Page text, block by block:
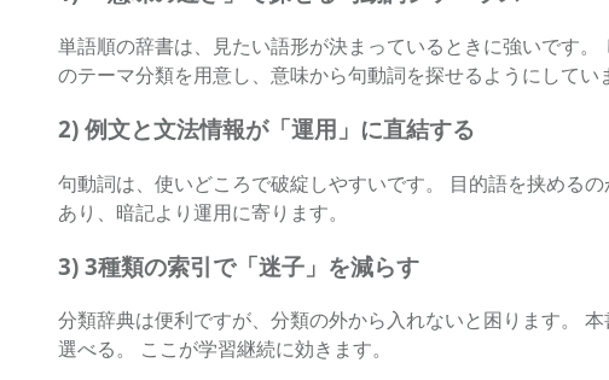
単語順の辞書は、見たい語形が決まっているときに強いです
のテーマ分類を用意し、意味から句動詞を探せるようにしてい
2) 例文と文法情報が「運用」に直結する
句動詞は、使いどころで破綻しやすいです。 目的語を挟める
あり、暗記より運用に寄ります。
3) 3種類の索引で「迷子」を減らす
分類辞典は便利ですが、分類の外から入れないと困ります。
選べる。 ここが学習継続に効きます。